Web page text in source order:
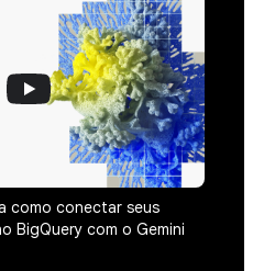
como conectar seus
BigQuery com o Gemini